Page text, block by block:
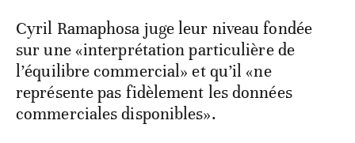
Cyril Ramaphosa juge leur niveau fondée
sur une «interprétation particulière de
l’équilibre commercial» et qu’il «ne
représente pas fidèlement les données
commerciales disponibles».